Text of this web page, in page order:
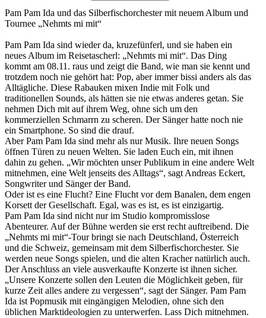
Pam Pam Ida und das Silberfischorchester mit neuem Album und
Tournee „Nehmts mi mit“
Pam Pam Ida sind wieder da, kruzefünferl, und sie haben ein
neues Album im Reisetascherl: „Nehmts mi mit“. Das Ding
kommt am 08.11. raus und zeigt die Band, wie man sie kennt und
trotzdem noch nie gehört hat: Pop, aber immer bissi anders als das
Alltägliche. Diese Rabauken mixen Indie mit Folk und
traditionellen Sounds, als hätten sie nie etwas anderes getan. Sie
nehmen Dich mit auf ihrem Weg, ohne sich um den
kommerziellen Schmarrn zu scheren. Der Sänger hatte noch nie
ein Smartphone. So sind die drauf.
Aber Pam Pam Ida sind mehr als nur Musik. Ihre neuen Songs
öffnen Türen zu neuen Welten. Sie laden Euch ein, mit ihnen
dahin zu gehen. „Wir möchten unser Publikum in eine andere Welt
mitnehmen, eine Welt jenseits des Alltags“, sagt Andreas Eckert,
Songwriter und Sänger der Band.
Oder ist es eine Flucht? Eine Flucht vor dem Banalen, dem engen
Korsett der Gesellschaft. Egal, was es ist, es ist einzigartig.
Pam Pam Ida sind nicht nur im Studio kompromisslose
Abenteurer. Auf der Bühne werden sie erst recht auftreibend. Die
„Nehmts mi mit“-Tour bringt sie nach Deutschland, Österreich
und die Schweiz, gemeinsam mit dem Silberfischorchester. Sie
werden neue Songs spielen, und die alten Kracher natürlich auch.
Der Anschluss an viele ausverkaufte Konzerte ist ihnen sicher.
„Unsere Konzerte sollen den Leuten die Möglichkeit geben, für
kurze Zeit alles andere zu vergessen“, sagt der Sänger. Pam Pam
Ida ist Popmusik mit eingängigen Melodien, ohne sich den
üblichen Marktideologien zu unterwerfen. Lass Dich mitnehmen.